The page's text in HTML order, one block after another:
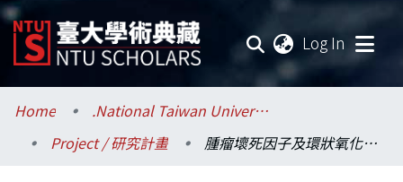
Log In
Communities & Collections
Research Outputs
Home
.National Taiwan University / 國立臺灣大學
Project / 研究計畫
腫瘤壞死因子及環狀氧化酵素/前列腺素於低氧環境下對鼻息肉纖維母細胞製造血管內皮生長因子及Cyr61的影響